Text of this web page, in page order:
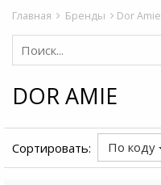
Главная Бренды Dor Amie
DOR AMIE
Сортировать: По коду